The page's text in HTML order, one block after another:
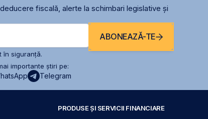
fiscală, alerte la schimbari legislative și
ABONEAZĂ-TE
în siguranță.
importante știri pe:
Telegram
PRODUSE ȘI SERVICII FINANCIARE